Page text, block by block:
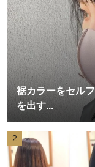
裾カラーをセル
を出す...
2